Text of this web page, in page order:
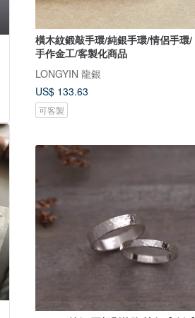
橫木紋鍛敲手環/純銀手環/情侶手環/
手作金工/客製化商品
LONGYIN 龍銀
US$ 133.63
可客製